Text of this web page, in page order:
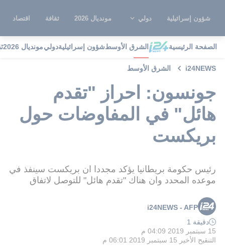
شؤون إسرائيلية دولي مونديال 2026 ثقافة اقتصاد
الصفحة الرئيسية الشرق الأوسطشؤون إسرائيليةدوليمونديال 2026
i24NEWS الشرق الأوسط
جونسون: احراز "تقدم
هائل" في المفاوضات حول
بريكست
رئيس حكومة بريطانيا يؤكد مجددا ان بريكست سينفذ في
موعده المحدد وان هناك "تقدم هائل" للتوصل لاتفاق
i24NEWS - AFP
دقيقة 1
15 سبتمبر 2019 04:09 م
التنقيح الأخير 15 سبتمبر 2019 06:01 م